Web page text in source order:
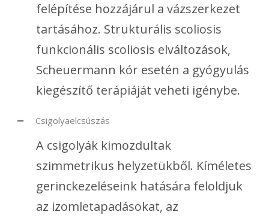
felépítése hozzájárul a vázszerkezet
tartásához. Strukturális scoliosis
funkcionális scoliosis elváltozások,
Scheuermann kór esetén a gyógyulás
kiegészítő terápiáját veheti igénybe.
Csigolyaelcsúszás
A csigolyák kimozdultak
szimmetrikus helyzetükből. Kíméletes
gerinckezeléseink hatására feloldjuk
az izomletapadásokat, az